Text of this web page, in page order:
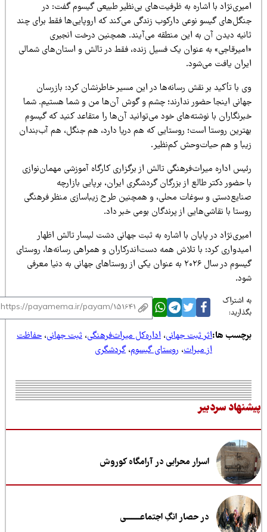
با اشاره به ظرفیت‌های بی‌نظیر طبیعی گیسوم گفت: در
گیسو نوعی دارکوب زندگی می‌کند که اروپایی‌ها فقط برای چند
دیدن آن به این منطقه می‌آیند. همچنین درخت انجیری
به عنوان یک فسیل زنده، فقط در تالش و استان‌های شمالی
یافت می‌شود.
با تأکید بر نقش رسانه‌ها در این مسیر خاطرنشان کرد: بازرسان
اینجا حضور ندارند؛ چشم و گوش آن‌ها من و شما هستیم. شما
با نوشته‌های خود می‌توانید آن‌ها را متقاعد کنید که گیسوم
روستا است؛ روستایی که هم دریا دارد، هم جنگل، هم آب‌بندان
و هم حیات‌وحش کم‌نظیر.
اداره میراث‌فرهنگی تالش از برگزاری کارگاه آموزشی مهمان‌نوازی
حضور دکتر طالع از بزرگان گردشگری ایران، برپایی بازارچه
و سوغات محلی، و همچنین طرح زیباسازی منظر فرهنگی
با نقاشی‌هایی از پرندگان بومی خبر داد.
در پایان با اشاره به ثبت جهانی دشت لیسار تالش اظهار
کرد: با تلاش همه دست‌اندرکاران و همراهی رسانه‌ها، روستای
گیسوم در سال ۲۰۲۶ به عنوان یکی از روستاهای جهانی به دنیا معرفی
اشتراک
ها:اثر ثبت جهانی،اداره‌کل میراث‌فرهنگی،ثبت جهانی،حفاظت
از میراث،روستای گیسوم،گردشگری
سردبیر
اسرار محرابی در آرامگاه کوروش
در حصار انگِ اجتماعــــــــی